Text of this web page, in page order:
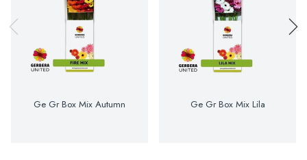
Ge Gr Box Mix Autumn Ge Gr Box Mix Lila